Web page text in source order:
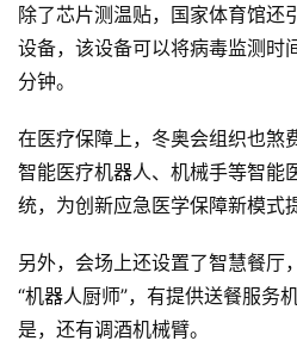
智
慧
城
市
更
多
内
容
除了芯片测温贴，国家体育馆还
设备，该设备可以将病毒监测
分钟。
在医疗保障上，冬奥会组织也煞
智能医疗机器人、机械手等智能
统，为创新应急医学保障新模式
另外，会场上还设置了智慧餐厅
“机器人厨师”，有提供送餐服务
是，还有调酒机械臂。